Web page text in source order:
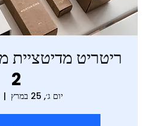
ריטריט מדיטציית
2
יום ג׳, 25 במרץ
|